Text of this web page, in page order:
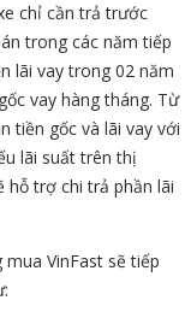
chỉ cần trả trước
trong các năm tiếp
lãi vay trong 02 năm
vay hàng tháng. Từ
tiền gốc và lãi vay với
lãi suất trên thị
hỗ trợ chi trả phần lãi
VinFast sẽ tiếp